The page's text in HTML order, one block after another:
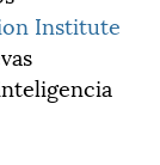
Institute